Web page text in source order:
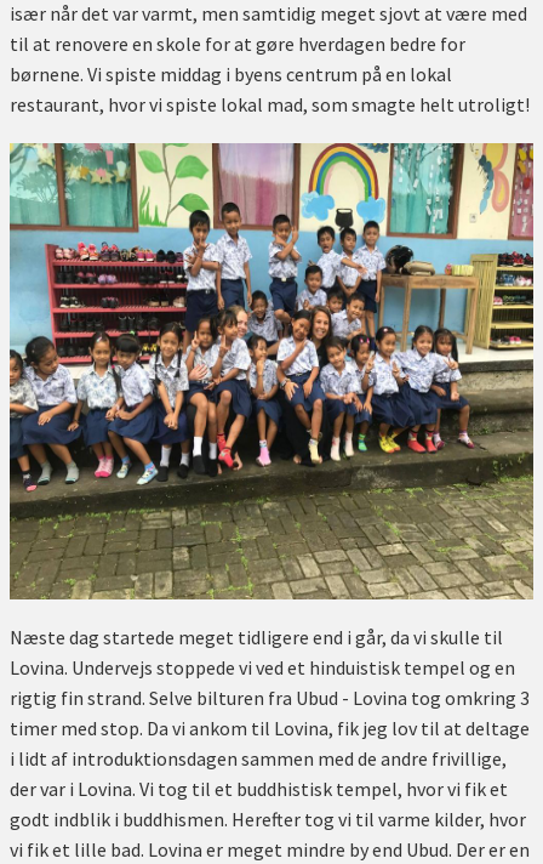
især når det var varmt, men samtidig meget sjovt at være med
til at renovere en skole for at gøre hverdagen bedre for
børnene. Vi spiste middag i byens centrum på en lokal
restaurant, hvor vi spiste lokal mad, som smagte helt utroligt!
Næste dag startede meget tidligere end i går, da vi skulle til
Lovina. Undervejs stoppede vi ved et hinduistisk tempel og en
rigtig fin strand. Selve bilturen fra Ubud - Lovina tog omkring 3
timer med stop. Da vi ankom til Lovina, fik jeg lov til at deltage
i lidt af introduktionsdagen sammen med de andre frivillige,
der var i Lovina. Vi tog til et buddhistisk tempel, hvor vi fik et
godt indblik i buddhismen. Herefter tog vi til varme kilder, hvor
vi fik et lille bad. Lovina er meget mindre by end Ubud. Der er en